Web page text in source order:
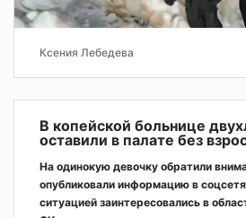
Ксения Лебедева
В копейской больнице
оставили в палате без
На одинокую девочку обратили
опубликовали информацию в
ситуацией заинтересовались в